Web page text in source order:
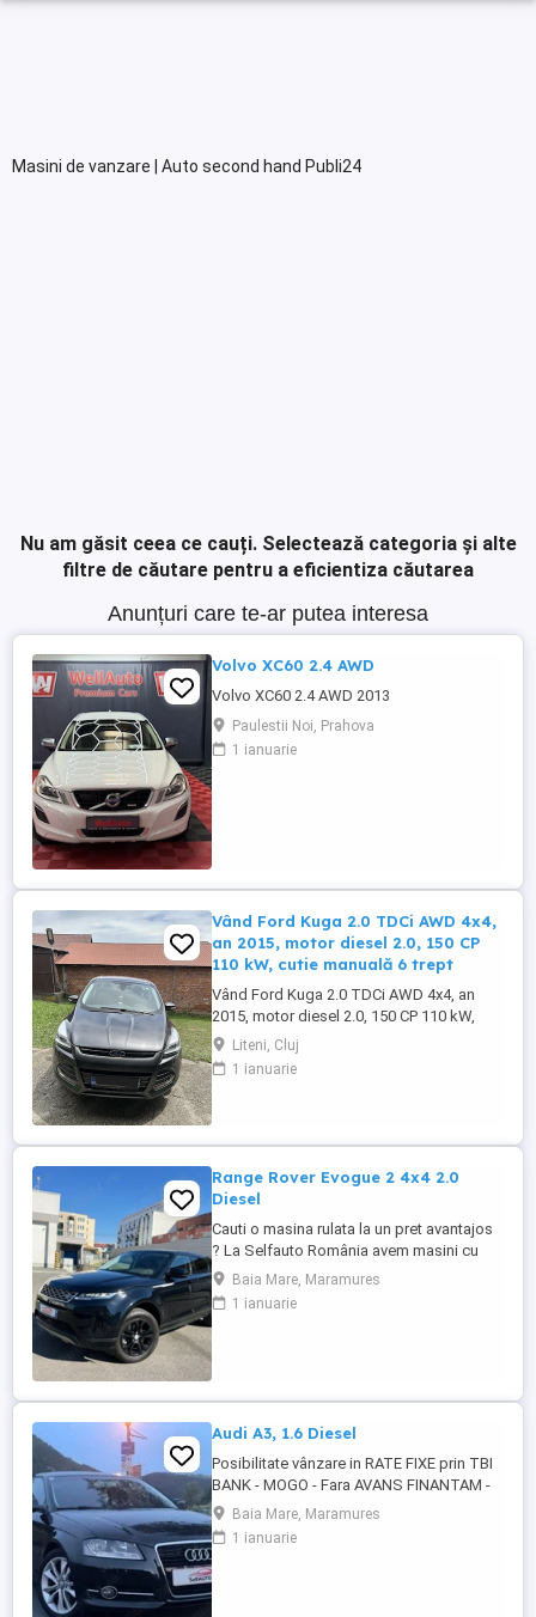
Masini de vanzare | Auto second hand Publi24
Nu am găsit ceea ce cauți. Selectează categoria și alte
filtre de căutare pentru a eficientiza căutarea
Anunțuri care te-ar putea interesa
Volvo XC60 2.4 AWD
Volvo XC60 2.4 AWD 2013
Paulestii Noi, Prahova
1 ianuarie
Vând Ford Kuga 2.0 TDCi AWD 4x4,
an 2015, motor diesel 2.0, 150 CP
110 kW, cutie manuală 6 trept
Vând Ford Kuga 2.0 TDCi AWD 4x4, an
2015, motor diesel 2.0, 150 CP 110 kW,
cutie manuală 6 trepte, Euro 6b. Mașina
este în stare foarte bună, întreținută, fără
daune cunoscute și complet funcțională.
generat recent: ...
Liteni, Cluj
1 ianuarie
Range Rover Evogue 2 4x4 2.0
Diesel
Cauti o masina rulata la un pret avantajos
? La Selfauto România avem masini cu
preturi de la 2.000 euro, diferite marci si
modele: BMW, Audi, Skoda, VW,
Mercedes, Renault etc. Oferim
Baia Mare, Maramures
1 ianuarie
Audi A3, 1.6 Diesel
Posibilitate vânzare in RATE FIXE prin TBI
BANK - MOGO - Fara AVANS FINANTAM -
venituri salariale din Țară si Străinătate -
venituri din indemnizatie crestere copil -
venituri din pensi - venituri din diurne -
Baia Mare, Maramures
1 ianuarie